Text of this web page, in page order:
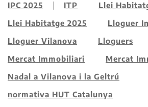
IPC 2025
ITP
Llei
Llei Habitatge 2025
Lloguer
Lloguer Vilanova
Lloguers
Mercat Immobiliari
Mercat
Nadal a Vilanova i la Geltrú
normativa HUT Catalunya